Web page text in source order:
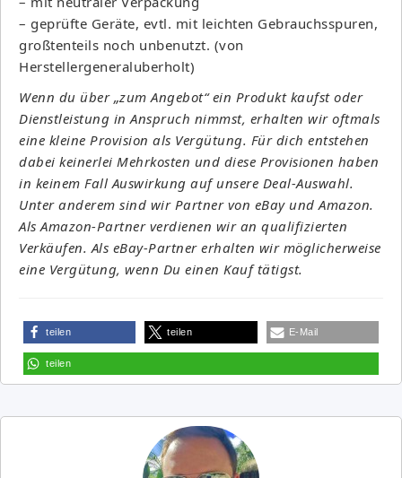
– geprüfte Geräte, evtl. mit leichten Gebrauchsspuren,
großtenteils noch unbenutzt. (von
Herstellergeneraluberholt)
Wenn du über „zum Angebot“ ein Produkt kaufst oder
Dienstleistung in Anspruch nimmst, erhalten wir oftmals
eine kleine Provision als Vergütung. Für dich entstehen
dabei keinerlei Mehrkosten und diese Provisionen haben
in keinem Fall Auswirkung auf unsere Deal-Auswahl.
Unter anderem sind wir Partner von eBay und Amazon.
Als Amazon-Partner verdienen wir an qualifizierten
Verkäufen. Als eBay-Partner erhalten wir möglicherweise
eine Vergütung, wenn Du einen Kauf tätigst.
teilen teilen E-Mail
teilen